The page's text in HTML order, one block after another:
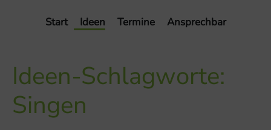
Start Ideen Termine Ansprechbar
Ideen-Schlagworte:
Singen